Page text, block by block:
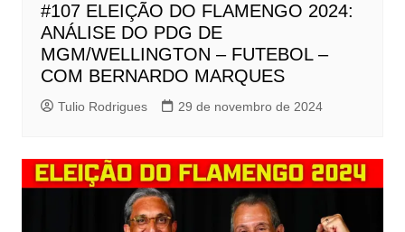
#107 ELEIÇÃO DO FLAMENGO 2024:
ANÁLISE DO PDG DE
MGM/WELLINGTON – FUTEBOL –
COM BERNARDO MARQUES
Tulio Rodrigues 29 de novembro de 2024